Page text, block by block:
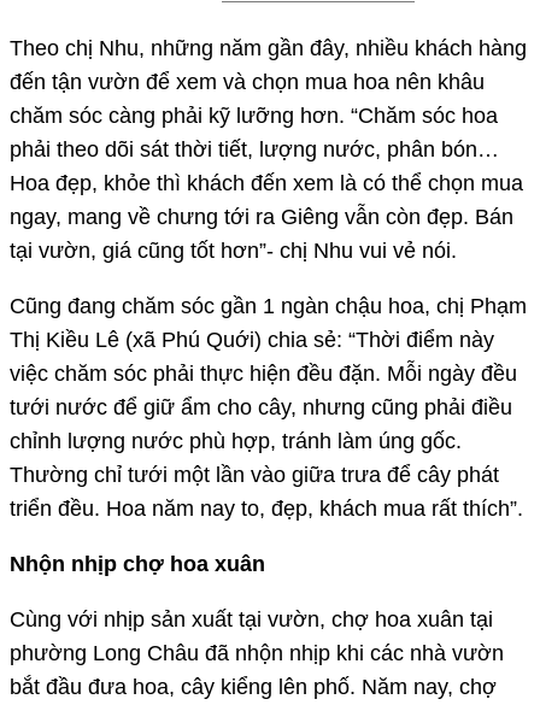
Theo chị Nhu, những năm gần đây, nhiều khách hàng
đến tận vườn để xem và chọn mua hoa nên khâu
chăm sóc càng phải kỹ lưỡng hơn. “Chăm sóc hoa
phải theo dõi sát thời tiết, lượng nước, phân bón…
Hoa đẹp, khỏe thì khách đến xem là có thể chọn mua
ngay, mang về chưng tới ra Giêng vẫn còn đẹp. Bán
tại vườn, giá cũng tốt hơn”- chị Nhu vui vẻ nói.
Cũng đang chăm sóc gần 1 ngàn chậu hoa, chị Phạm
Thị Kiều Lê (xã Phú Quới) chia sẻ: “Thời điểm này
việc chăm sóc phải thực hiện đều đặn. Mỗi ngày đều
tưới nước để giữ ẩm cho cây, nhưng cũng phải điều
chỉnh lượng nước phù hợp, tránh làm úng gốc.
Thường chỉ tưới một lần vào giữa trưa để cây phát
triển đều. Hoa năm nay to, đẹp, khách mua rất thích”.
Nhộn nhịp chợ hoa xuân
Cùng với nhịp sản xuất tại vườn, chợ hoa xuân tại
phường Long Châu đã nhộn nhịp khi các nhà vườn
bắt đầu đưa hoa, cây kiểng lên phố. Năm nay, chợ